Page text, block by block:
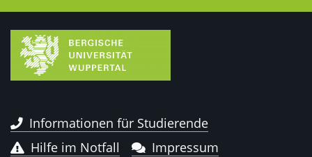
Informationen für Studierende
Hilfe im Notfall
Impressum